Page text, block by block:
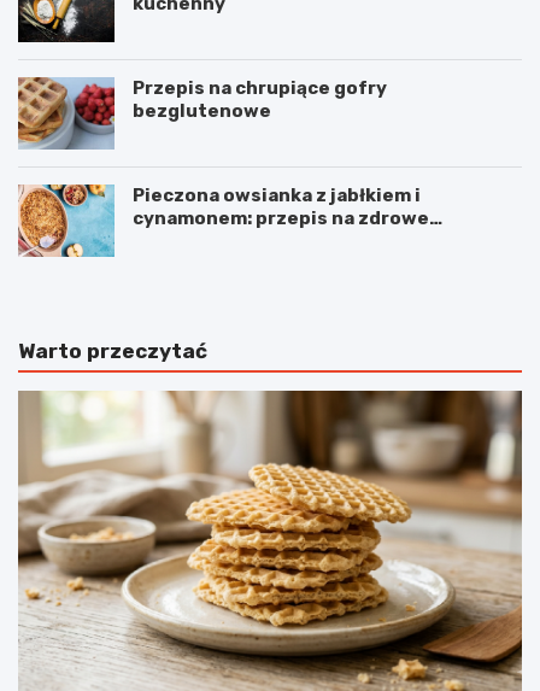
Przepis na chrupiące gofry
bezglutenowe
Pieczona owsianka z jabłkiem i
cynamonem: przepis na zdrowe
Warto przeczytać